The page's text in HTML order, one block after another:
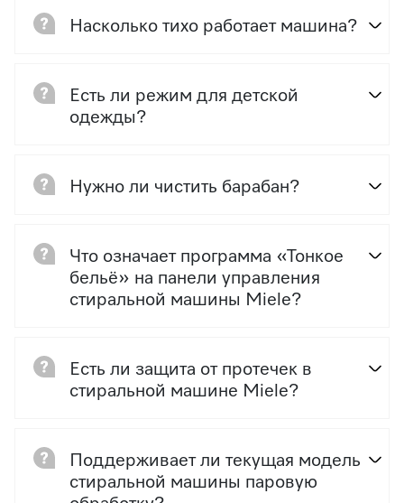
Насколько тихо работает машина?
Есть ли режим для детской
одежды?
Нужно ли чистить барабан?
Что означает программа «Тонкое
бельё» на панели управления
стиральной машины Miele?
Есть ли защита от протечек в
стиральной машине Miele?
Поддерживает ли текущая модель
стиральной машины паровую